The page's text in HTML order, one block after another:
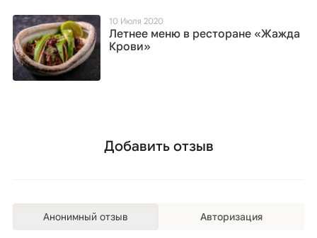
10 Июля 2020
Летнее меню в ресторане «Жажда
Крови»
Добавить отзыв
Анонимный отзыв Авторизация